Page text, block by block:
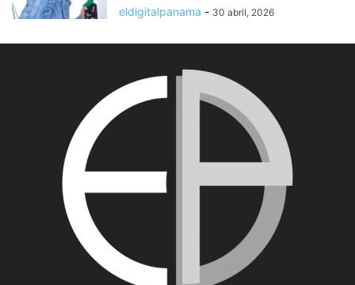
eldigitalpanama - 30 abril, 2026